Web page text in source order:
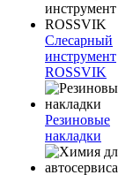
Слесарный
инструмент
ROSSVIK
Резиновые
накладки